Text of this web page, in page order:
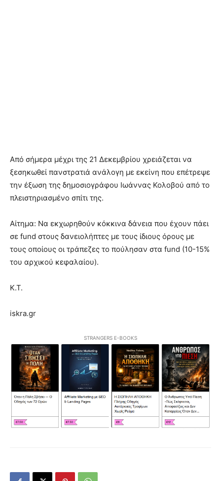
Από σήμερα μέχρι της 21 Δεκεμβρίου χρειάζεται να
ξεσηκωθεί πανστρατιά ανάλογη με εκείνη που επέτρεψε
την έξωση της δημοσιογράφου Ιωάννας Κολοβού από το
πλειστηριασμένο σπίτι της.
Αίτημα: Να εκχωρηθούν κόκκινα δάνεια που έχουν πάει
σε fund στους δανειολήπτες με τους ίδιους όρους με
τους οποίους οι τράπεζες το πούλησαν στα fund (10-15%
του αρχικού κεφαλαίου).
Κ.Τ.
iskra.gr
STRANGERS E-BOOKS